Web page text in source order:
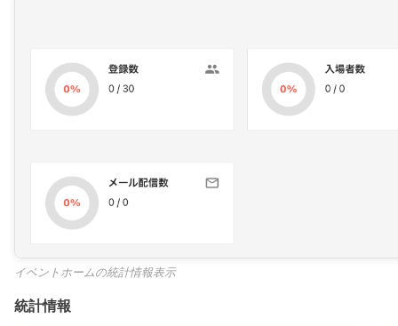
イベントホームの統計情報表示
統計情報